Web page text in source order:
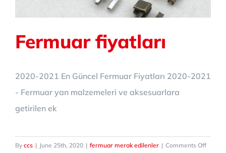
Fermuar fiyatları
2020-2021 En Güncel Fermuar Fiyatları 2020-2021
- Fermuar yan malzemeleri ve aksesuarlara
getirilen ek
By ccs | June 25th, 2020 | fermuar merak edilenler | Comments Offon